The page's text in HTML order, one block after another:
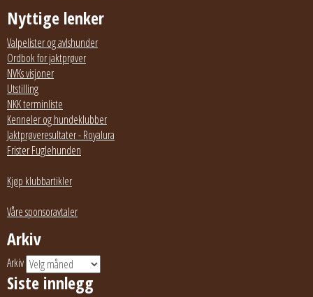
Nyttige lenker
Valpelister og avlshunder
Ordbok for jaktprøver
NVKs visjoner
Utstilling
NKK terminliste
Kenneler og hundeklubber
Jaktprøveresultater - Royalura
Frister Fuglehunden
Kjøp klubbartikler
Våre sponsoravtaler
Arkiv
Arkiv
Siste innlegg